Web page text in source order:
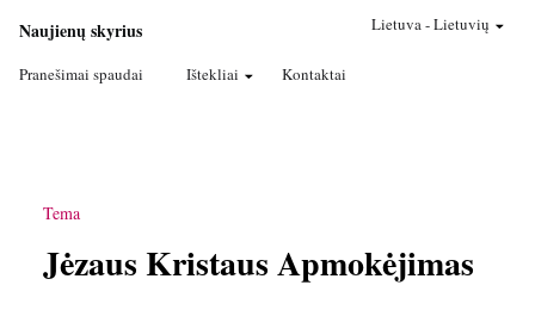
Naujienų skyrius
Pranešimai spaudai Ištekliai Kontaktai
Lietuva-Lietuvių
Tema
Jėzaus Kristaus Apmokėjimas